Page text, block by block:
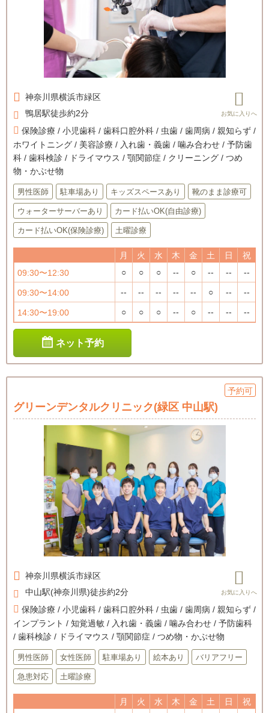
神奈川県横浜市緑区
鴨居駅徒歩約2分
保険診療 / 小児歯科 / 歯科口腔外科 / 虫歯 / 歯周病 / 親知らず /
ホワイトニング / 美容診療 / 入れ歯・義歯 / 噛み合わせ / 予防歯
科 / 歯科検診 / ドライマウス / 顎関節症 / クリーニング / つめ
物・かぶせ物
男性医師 駐車場あり キッズスペースあり 靴のまま診療可
ウォーターサーバーあり カード払いOK(自由診療)
カード払いOK(保険診療) 土曜診療
月 火 水 木 金 土 日
祝
09:30〜12:30
○ ○ ○ -- ○ -- -- --
09:30〜14:00 -- -- -- -- -- ○ -- --
14:30〜19:00 ○ ○ ○ -- ○ -- -- --
ネット予約
予約可
グリーンデンタルクリニック(緑区 中山駅)
神奈川県横浜市緑区
中山駅(神奈川県)徒歩約2分
保険診療 / 小児歯科 / 歯科口腔外科 / 虫歯 / 歯周病 / 親知らず /
インプラント / 知覚過敏 / 入れ歯・義歯 / 噛み合わせ / 予防歯科
/ 歯科検診 / ドライマウス / 顎関節症 / つめ物・かぶせ物
男性医師 女性医師 駐車場あり 絵本あり バリアフリー
急患対応 土曜診療
月 火 水 木 金 土 日 祝